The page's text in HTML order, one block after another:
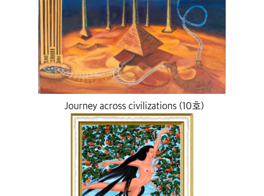
Journey across civilizations (10호)